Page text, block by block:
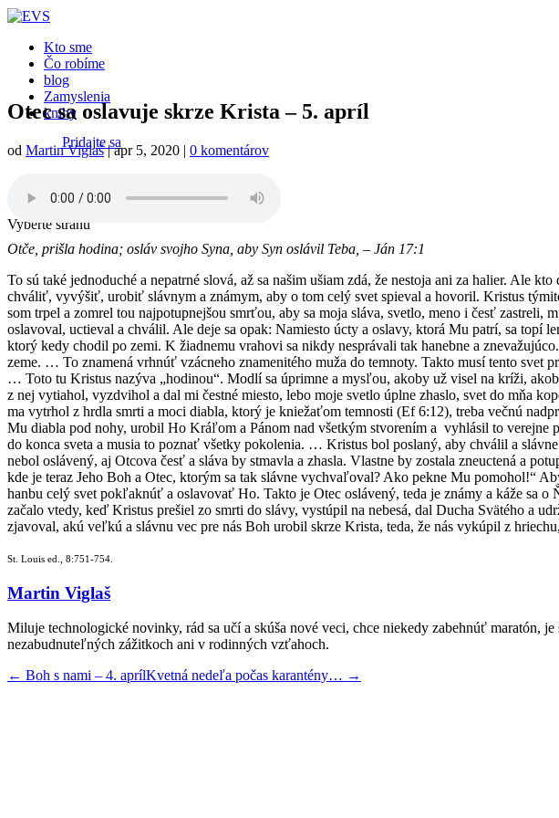
Close
Kto sme
Čo robíme
blog
Zamyslenia
knihy
Pridajte sa
Podporte nás
Vyberte stranu
Otec sa oslavuje skrze Krista – 5. apríl
od Martin Viglaš|apr 5, 2020 | 0 komentárov
Otče, prišla hodina; osláv svojho Syna, aby Syn oslávil Teba, – Ján 17:1
To sú také jednoduché a nepatrné slová, až sa našim ušiam zdá, že nestoja ani za halier. Ale
chváliť, vyvýšiť, urobiť slávnym a známym, aby o tom celý svet spieval a hovoril. Kristus
som trpel a zomrel tou najpotupnejšou smrťou, aby sa moja sláva, svetlo, meno i česť
oslavoval, uctieval a chválil. Ale deje sa opak: Namiesto úcty a oslavy, ktorá Mu patrí, sa topí
ktorý kedy chodil po zemi. K žiadnemu vrahovi sa nikdy nesprávali tak hanebne a
zeme. … To znamená vrhnúť vzácneho znamenitého muža do temnoty. Takto musí tento
… Toto tu Kristus nazýva „hodinou“. Modlí sa úprimne a mysľou, akoby už visel na kríži,
z nej vytiahol, vyzdvihol a dal mi čestné miesto, lebo moje svetlo úplne zhaslo, svet do mňa
ma vytrhol z hrdla smrti a moci diabla, ktorý je kniežaťom temnosti (Ef 6:12), treba večnú
Mu diabla pod nohy, urobil Ho Kráľom a Pánom nad všetkým stvorením a vyhlásil to verejne
do konca sveta a musia to poznať všetky pokolenia. … Kristus bol poslaný, aby chválil a
nebol oslávený, aj Otcova česť a sláva by stmavla a zhasla. Vlastne by zostala zneuctená a
kde je teraz Jeho Boh a Otec, ktorým sa tak slávne vychvaľoval? Ako pekne Mu pomohol!“
hanbu celý svet pokľaknúť a oslavovať Ho. Takto je Otec oslávený, teda je známy a káže sa
začalo vtedy, keď Kristus prešiel zo smrti do slávy, vystúpil na nebesá, dal Ducha Svätého a
zjavoval, akú veľkú a slávnu vec pre nás Boh urobil skrze Krista, teda, že nás vykúpil z
St. Louis ed., 8:751-754.
Martin Viglaš
Miluje technologické novinky, rád sa učí a skúša nové veci, chce niekedy zabehnúť maratón,
nezabudnuteľných zážitkoch ani v rodinných vzťahoch.
← Boh s nami – 4. aprílKvetná nedeľa počas karantény… →